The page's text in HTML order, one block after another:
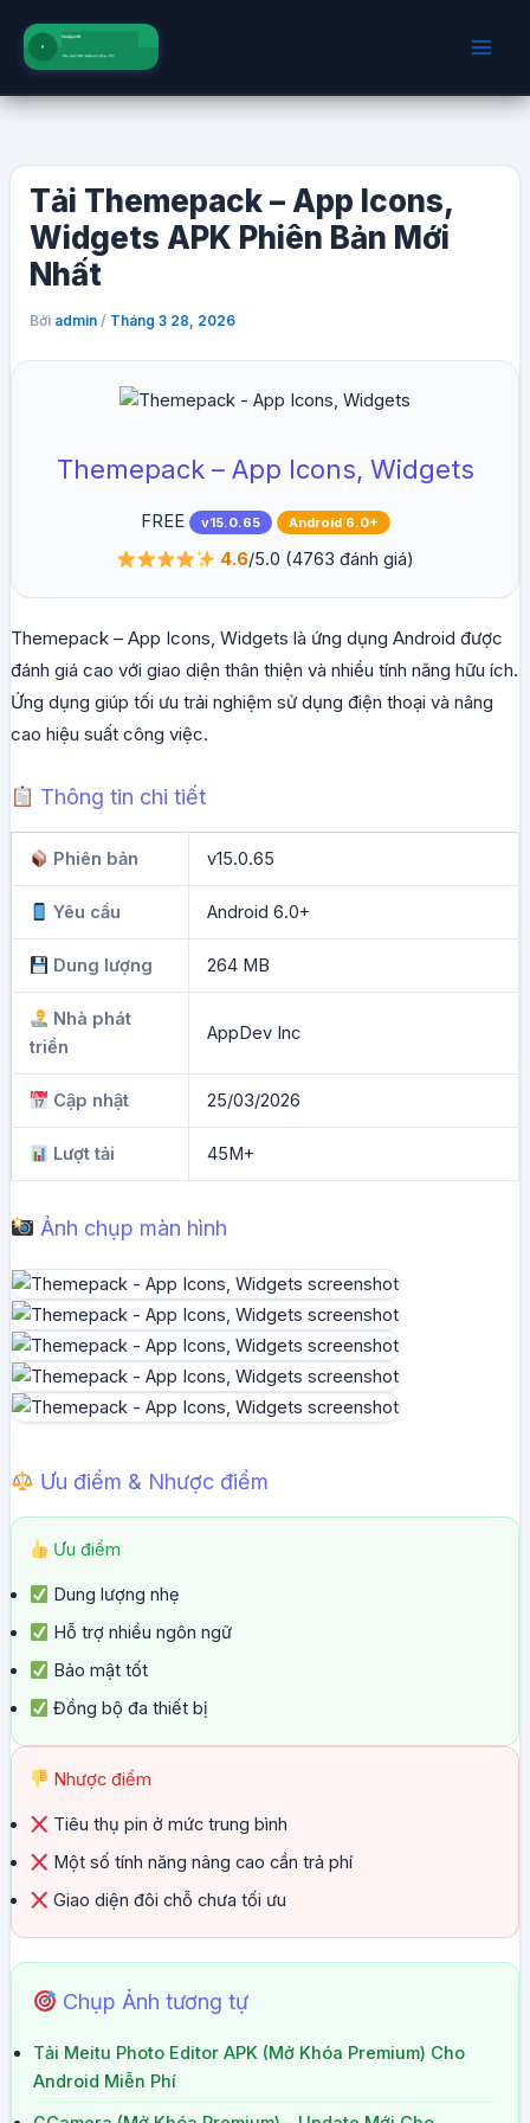
dung
Tải Themepack – App Icons,
Widgets APK Phiên Bản Mới
Nhất
Bởi admin / Tháng 3 28, 2026
Themepack – App Icons, Widgets
FREE v15.0.65 Android 6.0+
4.6/5.0 (4763 đánh giá)
Themepack – App Icons, Widgets là ứng dụng Android được
đánh giá cao với giao diện thân thiện và nhiều tính năng hữu ích.
Ứng dụng giúp tối ưu trải nghiệm sử dụng điện thoại và nâng
cao hiệu suất công việc.
Thông tin chi tiết
Phiên bản v15.0.65
Yêu cầu Android 6.0+
Dung lượng 264 MB
Nhà phát
triển
AppDev Inc
Cập nhật 25/03/2026
Lượt tải 45M+
Ảnh chụp màn hình
Ưu điểm & Nhược điểm
Ưu điểm
Dung lượng nhẹ
Hỗ trợ nhiều ngôn ngữ
Bảo mật tốt
Đồng bộ đa thiết bị
Nhược điểm
Tiêu thụ pin ở mức trung bình
Một số tính năng nâng cao cần trả phí
Giao diện đôi chỗ chưa tối ưu
Chụp Ảnh tương tự
Tải Meitu Photo Editor APK (Mở Khóa Premium) Cho
Android Miễn Phí